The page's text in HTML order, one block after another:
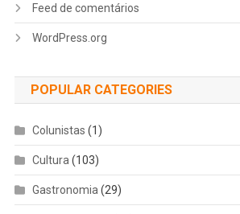
Feed de comentários
WordPress.org
POPULAR CATEGORIES
Colunistas (1)
Cultura (103)
Gastronomia (29)